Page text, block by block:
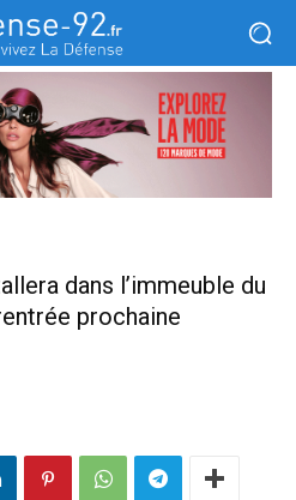
dans l’immeuble du
prochaine